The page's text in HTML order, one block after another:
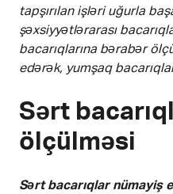
tapşırılan işləri uğurla
şəxsiyyətlərarası
bacarıqlarına bərabər
edərək, yumşaq
Sərt
ölçülməsi
Sərt bacarıqlar nümayiş